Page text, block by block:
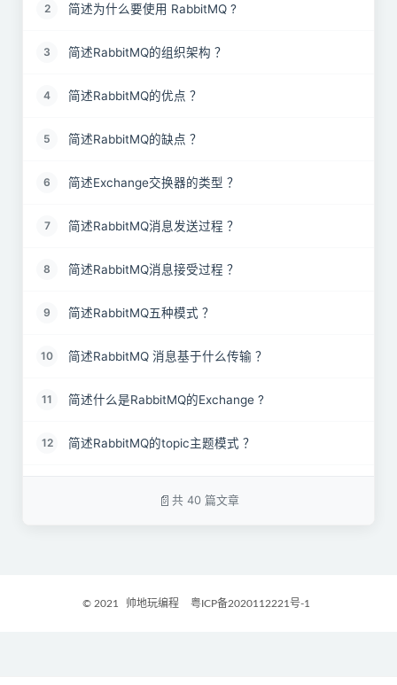
2 简述为什么要使用 RabbitMQ ?
3 简述RabbitMQ的组织架构 ？
4 简述RabbitMQ的优点 ？
5 简述RabbitMQ的缺点 ？
6 简述Exchange交换器的类型 ？
7 简述RabbitMQ消息发送过程 ？
8 简述RabbitMQ消息接受过程 ？
9 简述RabbitMQ五种模式 ？
10 简述RabbitMQ 消息基于什么传输 ？
11 简述什么是RabbitMQ的Exchange ?
12 简述RabbitMQ的topic主题模式 ？
共 40 篇文章
© 2021 帅地玩编程 粤ICP备2020112221号-1